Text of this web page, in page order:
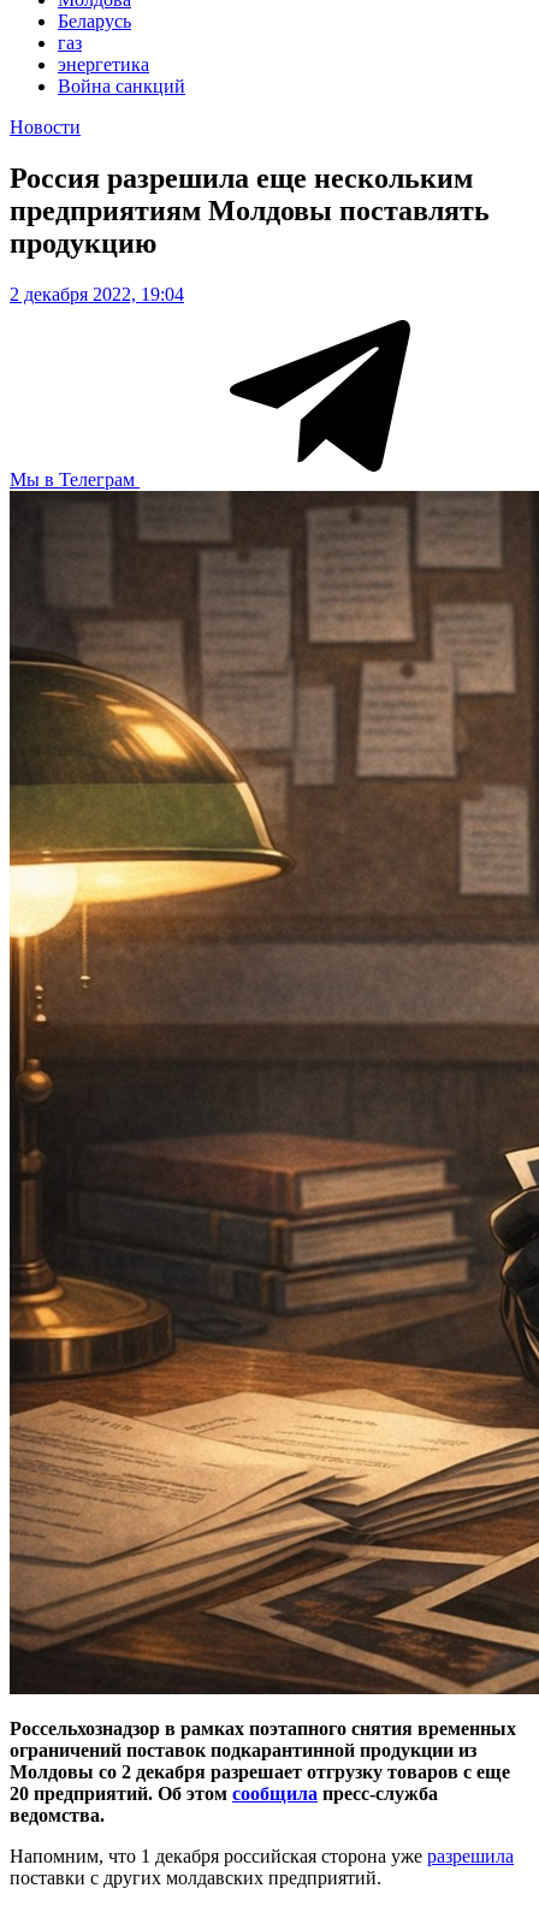
Беларусь
газ
энергетика
Война санкций
Новости
Россия разрешила еще нескольким
предприятиям Молдовы поставлять
продукцию
2 декабря 2022, 19:04
Мы в Телеграм
Россельхознадзор в рамках поэтапного снятия временных
ограничений поставок подкарантинной продукции из
Молдовы со 2 декабря разрешает отгрузку товаров с еще
20 предприятий. Об этом сообщила пресс-служба
ведомства.
Напомним, что 1 декабря российская сторона уже разрешила
поставки с других молдавских предприятий.